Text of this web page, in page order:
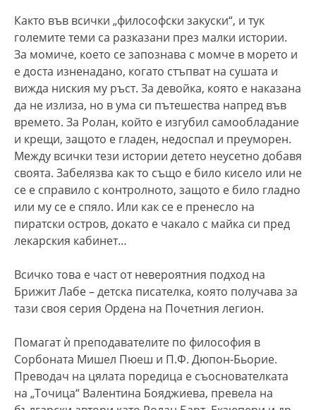
Както във всички „философски закуски“, и тук
големите теми са разказани през малки истории.
За момиче, което се запознава с момче в морето и
е доста изненадано, когато стъпват на сушата и
вижда ниския му ръст. За девойка, която е наказана
да не излиза, но в ума си пътешества напред във
времето. За Ролан, който е изгубил самообладание
и крещи, защото е гладен, недоспал и преуморен.
Между всички тези истории детето неусетно добавя
своята. Забелязва как то също е било кисело или не
се е справило с контролното, защото е било гладно
или му се е спяло. Или как се е пренесло на
пиратски остров, докато е чакало с майка си пред
лекарския кабинет…
Всичко това е част от невероятния подход на
Брижит Лабе – детска писателка, която получава за
тази своя серия Ордена на Почетния легион.
Помагат ѝ преподавателите по философия в
Сорбоната Мишел Пюеш и П.Ф. Дюпон-Бьорие.
Преводач на цялата поредица е съоснователката
на „Точица“ Валентина Бояджиева, превела на